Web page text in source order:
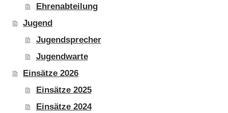
Ehrenabteilung
Jugend
Jugendsprecher
Jugendwarte
Einsätze 2026
Einsätze 2025
Einsätze 2024